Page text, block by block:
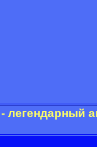
легендарный